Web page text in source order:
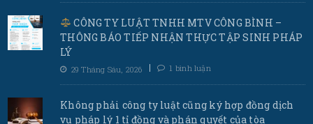
CÔNG TY LUẬT TNHH MTV CÔNG BÌNH –
THÔNG BÁO TIẾP NHẬN THỰC TẬP SINH PHÁP
LÝ
29 Tháng Sáu, 2026 1 bình luận
Không phải công ty luật cũng ký hợp đồng dịch
vụ pháp lý 1 tỉ đồng và phán quyết của tòa